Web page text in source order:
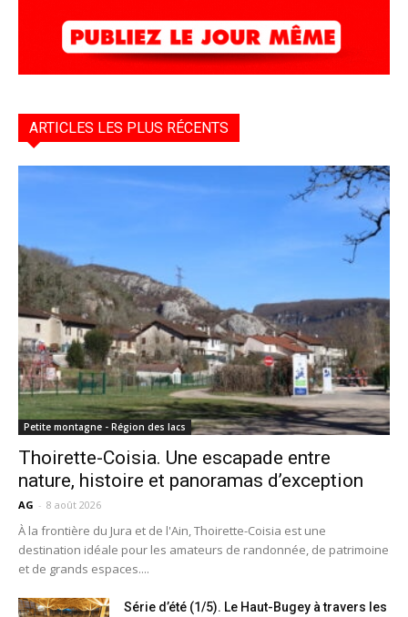
ARTICLES LES PLUS RÉCENTS
Petite montagne - Région des lacs
Thoirette-Coisia. Une escapade entre
nature, histoire et panoramas d’exception
AG - 8 août 2026
À la frontière du Jura et de l'Ain, Thoirette-Coisia est une
destination idéale pour les amateurs de randonnée, de patrimoine
et de grands espaces....
Série d’été (1/5). Le Haut-Bugey à travers les